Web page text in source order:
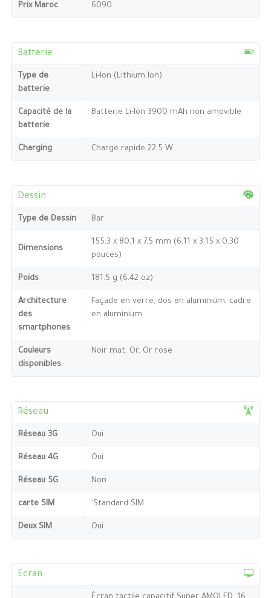
Prix Maroc 6090
Batterie
Type de
batterie
Li-Ion (Lithium Ion)
Capacité de la
batterie
Batterie Li-Ion 3900 mAh non amovible
Charging Charge rapide 22,5 W
Dessin
Type de Dessin Bar
Dimensions
155,3 x 80,1 x 7,5 mm (6,11 x 3,15 x 0,30
pouces)
Poids 181.5 g (6.42 oz)
Architecture
des
smartphones
Façade en verre, dos en aluminium, cadre
en aluminium
Couleurs
disponibles
Noir mat, Or, Or rose
Réseau
Réseau 3G Oui
Réseau 4G Oui
Réseau 5G Non
carte SIM `Standard SIM
Deux SIM Oui
Ecran